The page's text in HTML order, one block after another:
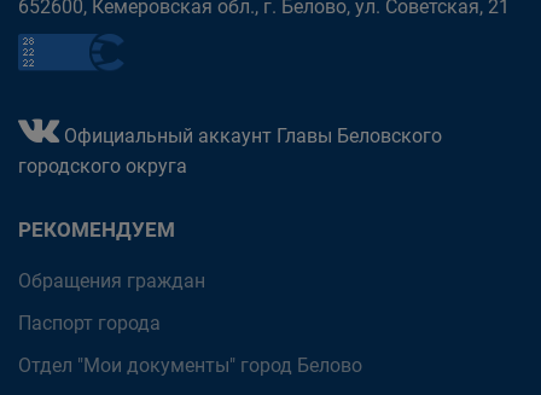
652600, Кемеровская обл., г. Белово, ул. Советская, 21
Официальный аккаунт Главы Беловского
городского округа
РЕКОМЕНДУЕМ
Обращения граждан
Паспорт города
Отдел "Мои документы" город Белово